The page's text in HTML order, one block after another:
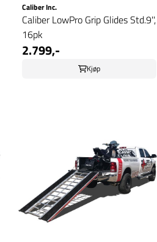
Caliber Inc.
Caliber LowPro Grip Glides Std.9'',
16pk
2.799,-
Kjøp